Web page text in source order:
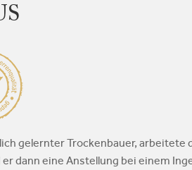
gelernter Trockenbauer, arbeitete
dann eine Anstellung bei einem